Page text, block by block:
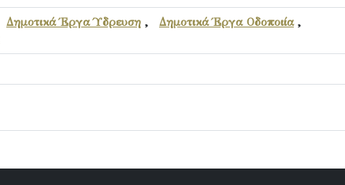
Δημοτικά Έργα Ύδρευση , Δημοτικά Έργα Οδοποιία,